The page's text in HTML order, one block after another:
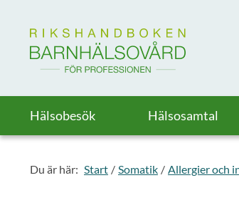
Till startsidan för Rikshandboken i
Hälsobesök Hälsosamtal
Du är här: Start Somatik Allergier och